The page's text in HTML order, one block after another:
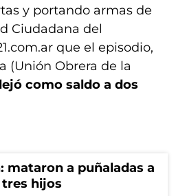
y portando armas de
Ciudadana del
que el episodio,
(Unión Obrera de la
como saldo a dos
mataron a puñaladas a
hijos